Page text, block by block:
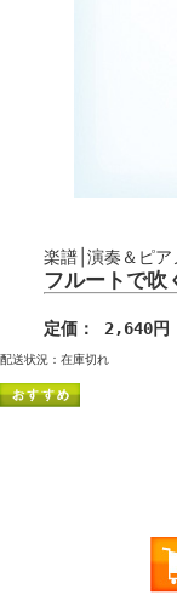
楽譜│演奏＆ピア
フルートで
定価： 2,640円
配送状況：在庫切れ